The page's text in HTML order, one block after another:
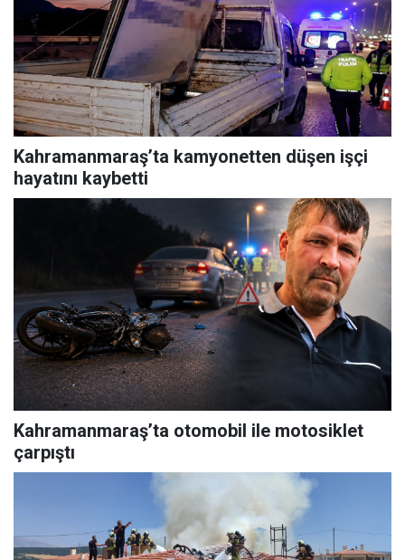
Kahramanmaraş’ta kamyonetten düşen işçi
hayatını kaybetti
Kahramanmaraş’ta otomobil ile motosiklet
çarpıştı